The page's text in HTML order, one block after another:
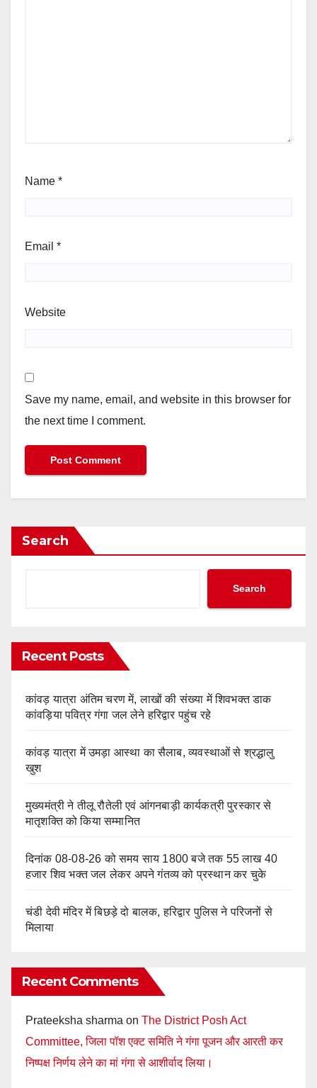
Name *
Email *
Website
Save my name, email, and website in this browser for
the next time I comment.
Search
Search
Recent Posts
कांवड़ यात्रा अंतिम चरण में, लाखों की संख्या में शिवभक्त डाक
कांवड़िया पवित्र गंगा जल लेने हरिद्वार पहुंच रहे
कांवड़ यात्रा में उमड़ा आस्था का सैलाब, व्यवस्थाओं से श्रद्धालु
खुश
मुख्यमंत्री ने तीलू रौतेली एवं आंगनबाड़ी कार्यकत्री पुरस्कार से
मातृशक्ति को किया सम्मानित
दिनांक 08-08-26 को समय साय 1800 बजे तक 55 लाख 40
हजार शिव भक्त जल लेकर अपने गंतव्य को प्रस्थान कर चुके
चंडी देवी मंदिर में बिछड़े दो बालक, हरिद्वार पुलिस ने परिजनों से
मिलाया
Recent Comments
Prateeksha sharma on The District Posh Act
Committee, जिला पॉश एक्ट समिति ने गंगा पूजन और आरती कर
निष्पक्ष निर्णय लेने का मां गंगा से आशीर्वाद लिया।